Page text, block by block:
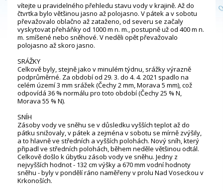
vítejte u pravidelného přehledu stavu vody v krajině. Až do
čtvrtka bylo většinou jasno až polojasno. V pátek a v sobotu
převažovalo oblačno až zataženo, od severu se začaly
vyskytovat přeháňky od 1000 m n. m., postupně už od 400 m n.
m. smíšené nebo sněhové. V neděli opět převažovalo
polojasno až skoro jasno.
SRÁŽKY
Celkově byly, stejně jako v minulém týdnu, srážky výrazně
podprůměrné. Za období od 29. 3. do 4. 4. 2021 spadlo na
celém území 3 mm srážek (Čechy 2 mm, Morava 5 mm), což
odpovídá 36 % normálu pro toto období (Čechy 25 % N,
Morava 55 % N).
SNÍH
Zásoby vody ve sněhu se v důsledku vyšších teplot až do
pátku snižovaly, v pátek a zejména v sobotu se mírně zvýšily,
a to hlavně ve středních a vyšších polohách. Nový sníh, který
připadl ve středních polohách, během neděle většinou odtál.
Celkově došlo k úbytku zásob vody ve sněhu. Jedny z
nejvyšších hodnot - 132 cm výšky a 670 mm vodní hodnoty
sněhu - byly v pondělí ráno naměřeny v profilu Nad Voseckou v
Krkonoších.